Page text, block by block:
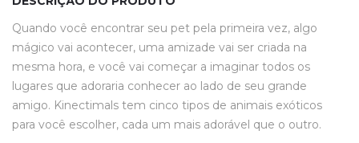
Quando você encontrar seu pet pela primeira vez, algo
mágico vai acontecer, uma amizade vai ser criada na
mesma hora, e você vai começar a imaginar todos os
lugares que adoraria conhecer ao lado de seu grande
amigo. Kinectimals tem cinco tipos de animais exóticos
para você escolher, cada um mais adorável que o outro.